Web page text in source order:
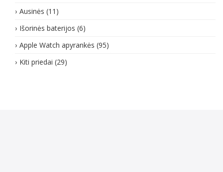
Ausinės (11)
Išorinės baterijos (6)
Apple Watch apyrankės (95)
Kiti priedai (29)